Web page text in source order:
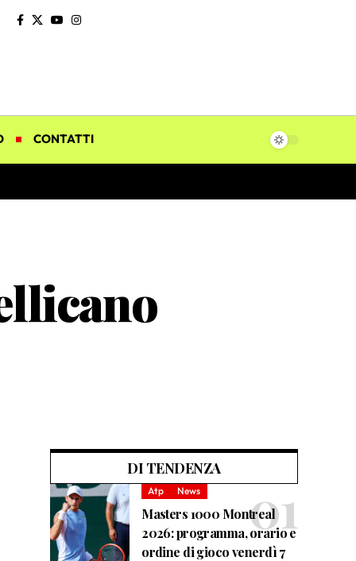
CONTATTI
DI TENDENZA
Atp News
Masters 1000 Montreal
2026: programma, orario e
ordine di gioco venerdì 7